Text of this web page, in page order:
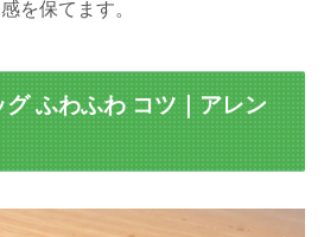
を保てます。
ふわふわ コツ｜アレン